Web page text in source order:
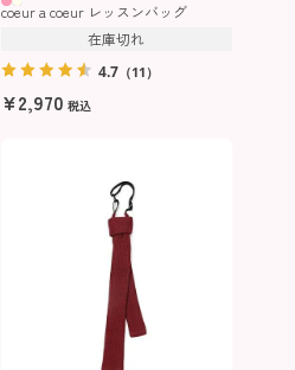
coeur a coeur レッスンバッグ
¥2,970 税込
4.7（11）
在庫切れ